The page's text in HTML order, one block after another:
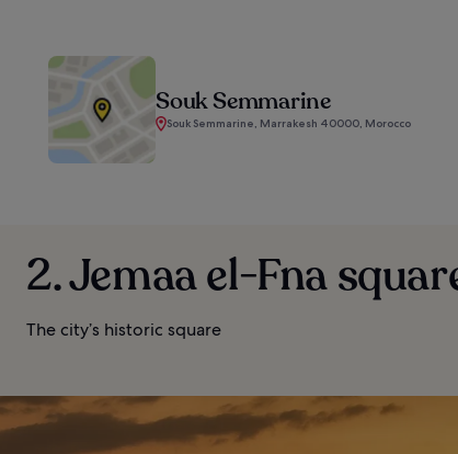
Souk Semmarine
Souk Semmarine, Marrakesh 40000, Morocco
2. Jemaa el-Fna
The city’s historic square